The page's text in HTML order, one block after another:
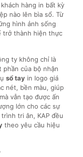
hàng in bất kỳ
nào lên bìa sổ. Từ
hình ảnh sống
trở thành hiện thực
ty không chỉ là
phần của bộ nhận
sổ tayin logo giá
nét, bền màu, giúp
vẫn tạo được ấn
lớn cho các sự
tri ân, KAP đều
theo yêu cầu hiệu